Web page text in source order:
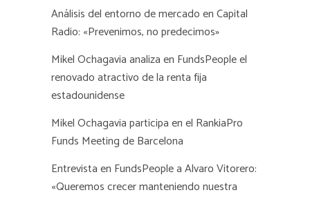
Análisis del entorno de mercado en Capital
Radio: «Prevenimos, no predecimos»
Mikel Ochagavia analiza en FundsPeople el
renovado atractivo de la renta fija
estadounidense
Mikel Ochagavia participa en el RankiaPro
Funds Meeting de Barcelona
Entrevista en FundsPeople a Alvaro Vitorero:
«Queremos crecer manteniendo nuestra